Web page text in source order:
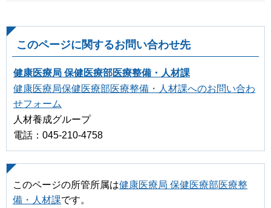
このページに関するお問い合わせ先
健康医療局 保健医療部医療整備・人材課
健康医療局保健医療部医療整備・人材課へのお問い合わ
せフォーム
人材養成グループ
電話：045-210-4758
このページの所管所属は健康医療局 保健医療部医療整
備・人材課です。